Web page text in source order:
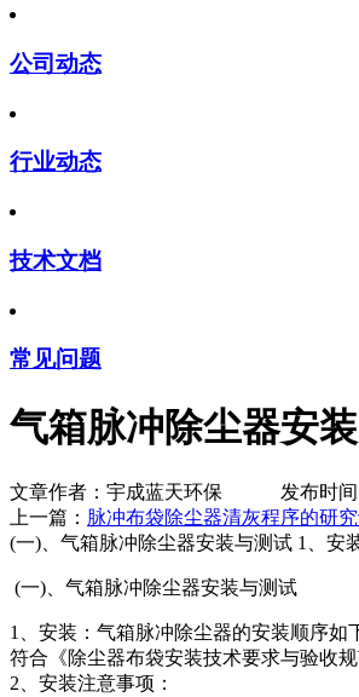
公司动态
行业动态
技术文档
常见问题
气箱脉冲除尘器安
文章作者：宇成蓝天环保 发布时间
上一篇： 脉冲布袋除尘器清灰程序的研
(一)、气箱脉冲除尘器安装与测试 1、安
(一)、气箱脉冲除尘器安装与测试
1、安装：气箱脉冲除尘器的安装顺序
符合《除尘器布袋安装技术要求与验收
2、安装注意事项：